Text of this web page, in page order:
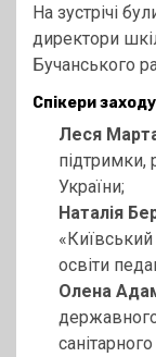
На зустрічі
директори
Бучанського
Спікери
Леся
підтримки,
України;
Наталія
«Київський
освіти
Олена